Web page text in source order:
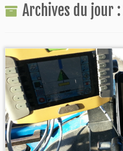
Archives du jour :